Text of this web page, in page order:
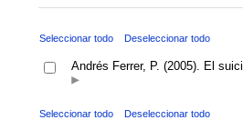
Seleccionar todo Deseleccionar todo
Andrés Ferrer, P. (2005). El
Seleccionar todo Deseleccionar todo